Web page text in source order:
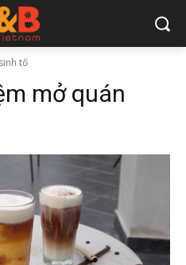
tố
mở quán